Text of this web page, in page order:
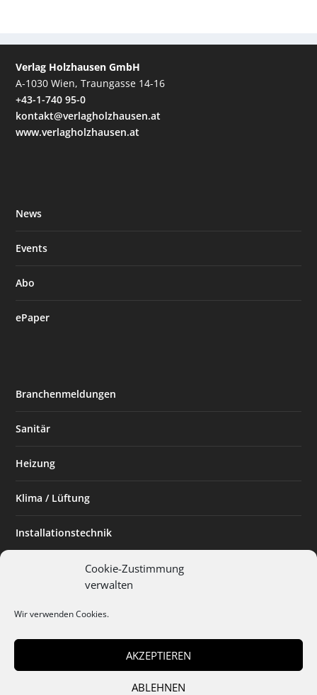
Cookie-Zustimmung
verwalten
Wir verwenden Cookies.
AKZEPTIEREN
ABLEHNEN
Verlag Holzhausen GmbH
A-1030 Wien, Traungasse 14-16
+43-1-740 95-0
kontakt@verlagholzhausen.at
www.verlagholzhausen.at
News
Events
Abo
ePaper
Branchenmeldungen
Sanitär
Heizung
Klima / Lüftung
Installationstechnik
Planen & Bauen
Installateur des Monats